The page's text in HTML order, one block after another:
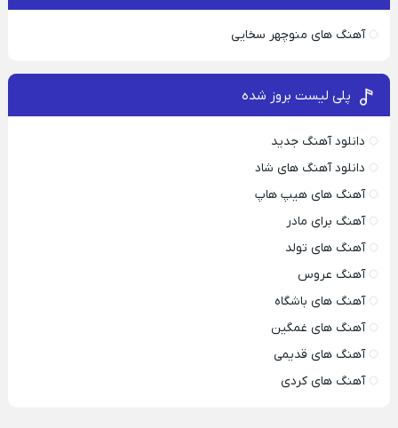
آهنگ های منوچهر سخایی
پلی لیست بروز شده
دانلود آهنگ جدید
دانلود آهنگ های شاد
آهنگ های هیپ هاپ
آهنگ برای مادر
آهنگ های تولد
آهنگ عروس
آهنگ های باشگاه
آهنگ های غمگین
آهنگ های قدیمی
آهنگ های کردی